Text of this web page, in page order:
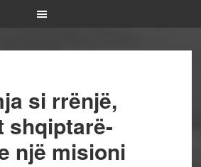
si rrënjë,
shqiptarë-
një misioni